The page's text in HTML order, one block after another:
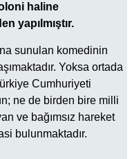
haline
yapılmıştır.
sunulan komedinin
Yoksa ortada
Cumhuriyeti
ne de birden bire milli
ve bağımsız hareket
bulunmaktadır.